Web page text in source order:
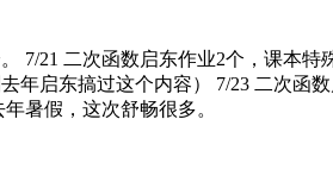
7/21 二次函数启东作业2个，课本
年启东搞过这个内容） 7/23 二次函
暑假，这次舒畅很多。